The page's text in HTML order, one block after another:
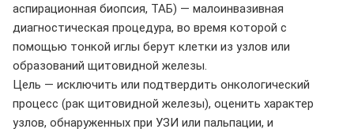
аспирационная биопсия, ТАБ) — малоинвазивная
диагностическая процедура, во время которой с
помощью тонкой иглы берут клетки из узлов или
образований щитовидной железы.
Цель — исключить или подтвердить онкологический
процесс (рак щитовидной железы), оценить характер
узлов, обнаруженных при УЗИ или пальпации, и